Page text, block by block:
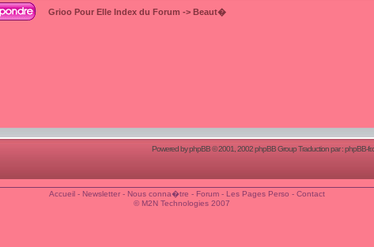
Grioo Pour Elle Index du Forum -> Beaut�
Powered byphpBB© 2001, 2002 phpBB Group Traduction par :phpBB-
Accueil- Newsletter- Nous conna�tre - Forum- Les Pages Perso - Contact
© M2N Technologies 2007